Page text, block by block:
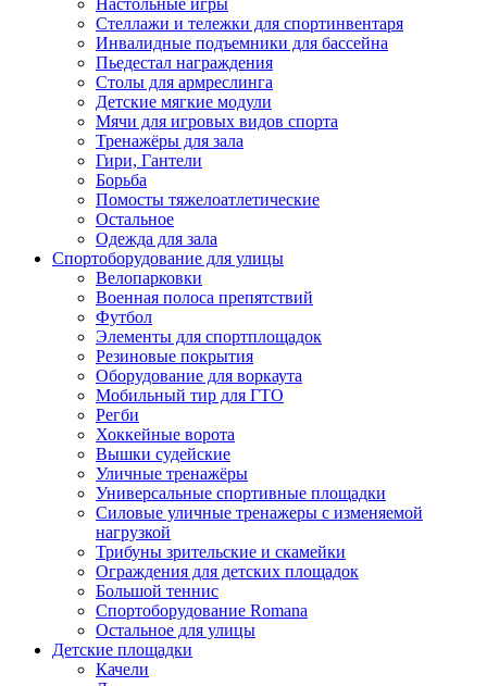
Настольные игры
Стеллажи и тележки для спортинвентаря
Инвалидные подъемники для бассейна
Пьедестал награждения
Столы для армреслинга
Детские мягкие модули
Мячи для игровых видов спорта
Тренажёры для зала
Гири, Гантели
Борьба
Помосты тяжелоатлетические
Остальное
Одежда для зала
Спортоборудование для улицы
Велопарковки
Военная полоса препятствий
Футбол
Элементы для спортплощадок
Резиновые покрытия
Оборудование для воркаута
Мобильный тир для ГТО
Регби
Хоккейные ворота
Вышки судейские
Уличные тренажёры
Универсальные спортивные площадки
Силовые уличные тренажеры с изменяемой
нагрузкой
Трибуны зрительские и скамейки
Ограждения для детских площадок
Большой теннис
Спортоборудование Romana
Остальное для улицы
Детские площадки
Качели